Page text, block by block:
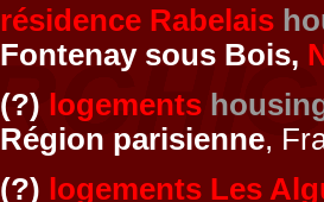
résidence Rabelais
Fontenay sous Bois,
(?) logements
Région parisienne,
(?) logements Les